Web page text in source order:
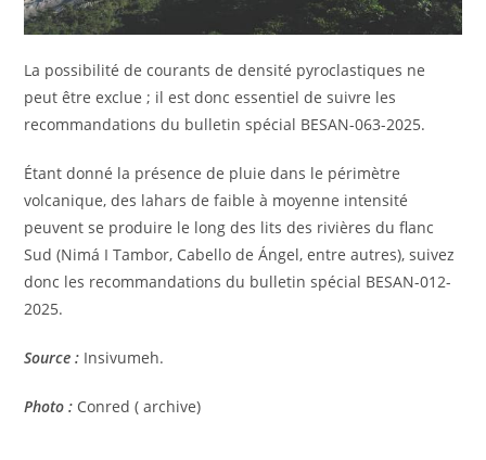
La possibilité de courants de densité pyroclastiques ne
peut être exclue ; il est donc essentiel de suivre les
recommandations du bulletin spécial BESAN-063-2025.
Étant donné la présence de pluie dans le périmètre
volcanique, des lahars de faible à moyenne intensité
peuvent se produire le long des lits des rivières du flanc
Sud (Nimá I Tambor, Cabello de Ángel, entre autres), suivez
donc les recommandations du bulletin spécial BESAN-012-
2025.
Source : Insivumeh.
Photo : Conred ( archive)